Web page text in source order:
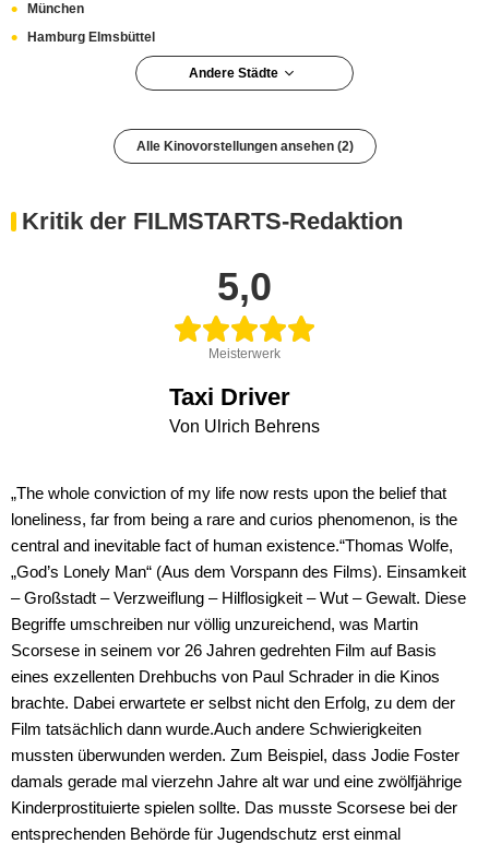
München
Hamburg Elmsbüttel
Andere Städte
Berlin Charlottenburg-Wilmersdorf
Alle Kinovorstellungen ansehen (2)
Kritik der FILMSTARTS-Redaktion
5,0
Meisterwerk
Taxi Driver
Von Ulrich Behrens
„The whole conviction of my life now rests upon the belief that
loneliness, far from being a rare and curios phenomenon, is the
central and inevitable fact of human existence.“Thomas Wolfe,
„God’s Lonely Man“ (Aus dem Vorspann des Films). Einsamkeit
– Großstadt – Verzweiflung – Hilflosigkeit – Wut – Gewalt. Diese
Begriffe umschreiben nur völlig unzureichend, was Martin
Scorsese in seinem vor 26 Jahren gedrehten Film auf Basis
eines exzellenten Drehbuchs von Paul Schrader in die Kinos
brachte. Dabei erwartete er selbst nicht den Erfolg, zu dem der
Film tatsächlich dann wurde.Auch andere Schwierigkeiten
mussten überwunden werden. Zum Beispiel, dass Jodie Foster
damals gerade mal vierzehn Jahre alt war und eine zwölfjährige
Kinderprostituierte spielen sollte. Das musste Scorsese bei der
entsprechenden Behörde für Jugendschutz erst einmal